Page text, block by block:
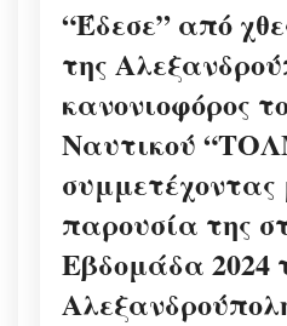
“Έδεσε” από
της
κανονιοφόρος
Ναυτικού
συμμετέχοντας
παρουσία της
Εβδομάδα 2024